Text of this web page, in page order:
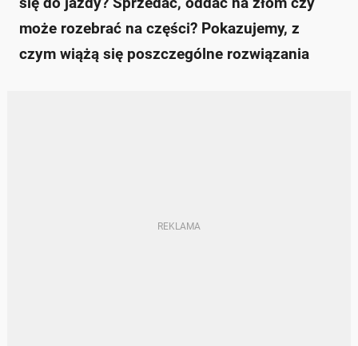
może rozebrać na części? Pokazujemy, z
czym wiążą się poszczególne rozwiązania